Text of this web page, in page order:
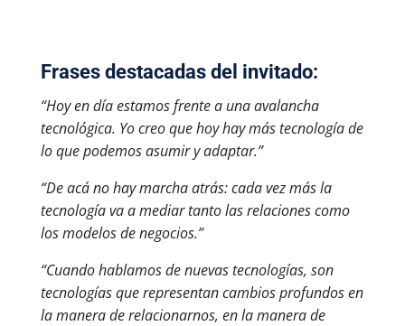
Frases destacadas del invitado:
“Hoy en día estamos frente a una avalancha
tecnológica. Yo creo que hoy hay más tecnología de
lo que podemos asumir y adaptar.”
“De acá no hay marcha atrás: cada vez más la
tecnología va a mediar tanto las relaciones como
los modelos de negocios.”
“Cuando hablamos de nuevas tecnologías, son
tecnologías que representan cambios profundos en
la manera de relacionarnos, en la manera de